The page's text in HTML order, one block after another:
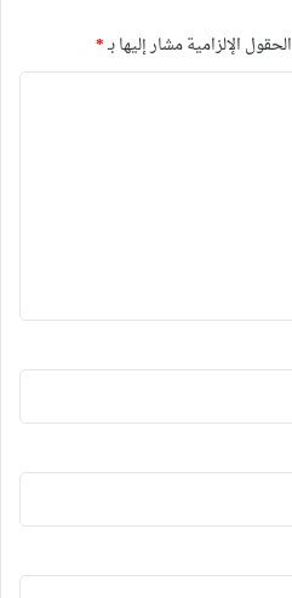
الحقول الإلزامية مشار إليها بـ*